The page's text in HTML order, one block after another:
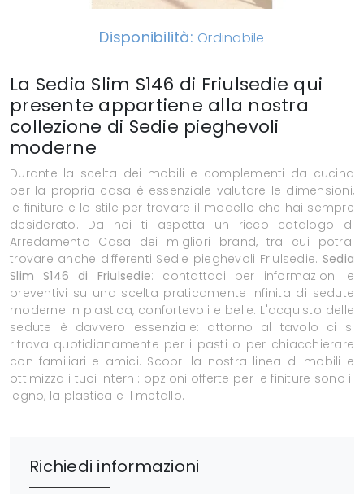
Disponibilità: Ordinabile
La Sedia Slim S146 di Friulsedie qui
presente appartiene alla nostra
collezione di Sedie pieghevoli
moderne
Durante la scelta dei mobili e complementi da cucina
per la propria casa è essenziale valutare le dimensioni,
le finiture e lo stile per trovare il modello che hai sempre
desiderato. Da noi ti aspetta un ricco catalogo di
Arredamento Casa dei migliori brand, tra cui potrai
trovare anche differenti Sedie pieghevoli Friulsedie. Sedia
Slim S146 di Friulsedie: contattaci per informazioni e
preventivi su una scelta praticamente infinita di sedute
moderne in plastica, confortevoli e belle. L'acquisto delle
sedute è davvero essenziale: attorno al tavolo ci si
ritrova quotidianamente per i pasti o per chiacchierare
con familiari e amici. Scopri la nostra linea di mobili e
ottimizza i tuoi interni: opzioni offerte per le finiture sono il
legno, la plastica e il metallo.
Richiedi informazioni